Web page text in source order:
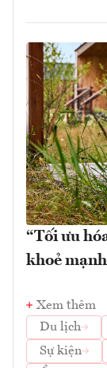
“Tối ưu
khoẻ
Xem thêm
Du lịch
Sự kiện